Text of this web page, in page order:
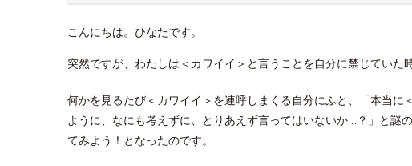
こんにちは。ひなたです。
突然ですが、わたしは＜カワイイ＞と言うことを自分に禁じていた
何かを見るたび＜カワイイ＞を連呼しまくる自分にふと、「本当
ように、なにも考えずに、とりあえず言ってはいないか…？」と謎
てみよう！となったのです。